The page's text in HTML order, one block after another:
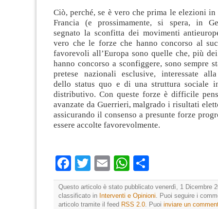
Ciò, perché, se è vero che prima le elezioni
Francia (e prossimamente, si spera, in
segnato la sconfitta dei movimenti
vero che le forze che hanno concorso al
favorevoli all’Europa sono quelle che, più
hanno concorso a sconfiggere, sono sempre
pretese nazionali esclusive, interessate
dello status quo e di una struttura sociale
distributivo. Con queste forze è difficile
avanzate da Guerrieri, malgrado i risultati
assicurando il consenso a presunte forze
essere accolte favorevolmente.
Facebook
TwitterEmailWhatsApp
Questo articolo è stato pubblicato venerdì, 1 Dicembre
classificato in Interventi e Opinioni. Puoi seguire i
articolo tramite il feed RSS 2.0. Puoi inviare un